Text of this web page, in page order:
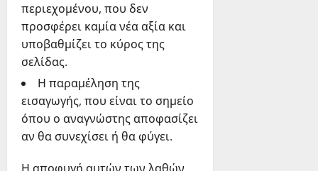
περιεχομένου, που δεν
προσφέρει καμία νέα αξία και
υποβαθμίζει το κύρος της
σελίδας.
Η παραμέληση της
εισαγωγής, που είναι το σημείο
όπου ο αναγνώστης αποφασίζει
αν θα συνεχίσει ή θα φύγει.